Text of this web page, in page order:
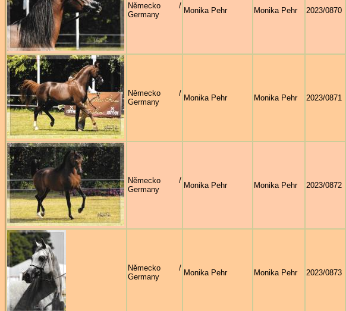
Německo /
Germany
Monika Pehr Monika Pehr 2023/0870
Německo /
Germany
Monika Pehr Monika Pehr 2023/0871
Německo /
Germany
Monika Pehr Monika Pehr 2023/0872
Německo /
Germany
Monika Pehr Monika Pehr 2023/0873